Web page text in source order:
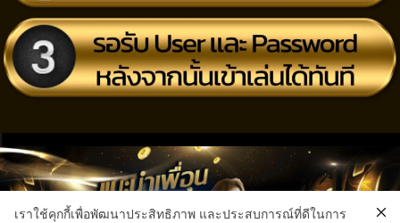
เราใช้คุกกี้เพื่อพัฒนาประสิทธิภาพ และประสบการณ์ที่ดีในการ